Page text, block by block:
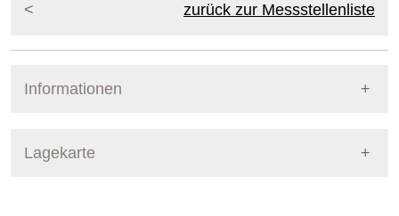
zurück zur Messstellenliste
Informationen
Lagekarte